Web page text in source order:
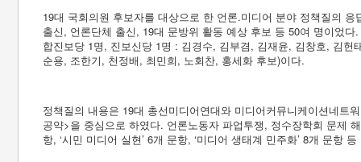
19대 국회의원 후보자를 대상으로 한 언론.미디어 분야 정책질의
출신, 언론단체 출신, 19대 문방위 활동 예상 후보 등 50여 명이었
합진보당 1명, 진보신당 1명 : 김경수, 김부겸, 김재윤, 김창호, 김
순용, 조한기, 천정배, 최민희, 노회찬, 홍세화 후보)이다.
정책질의 내용은 19대 총선미디어연대와 미디어커뮤니케이션네트
공약>을 중심으로 하였다. 언론노동자 파업투쟁, 정수장학회 문제
항, ‘시민 미디어 실현’ 6개 문항, ‘미디어 생태계 민주화’ 8개 문항